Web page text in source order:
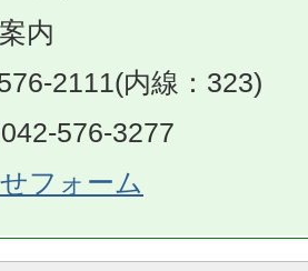
内
2111(内線：323)
576-3277
フォーム